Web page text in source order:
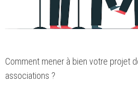
Comment mener à bien votre projet
associations ?